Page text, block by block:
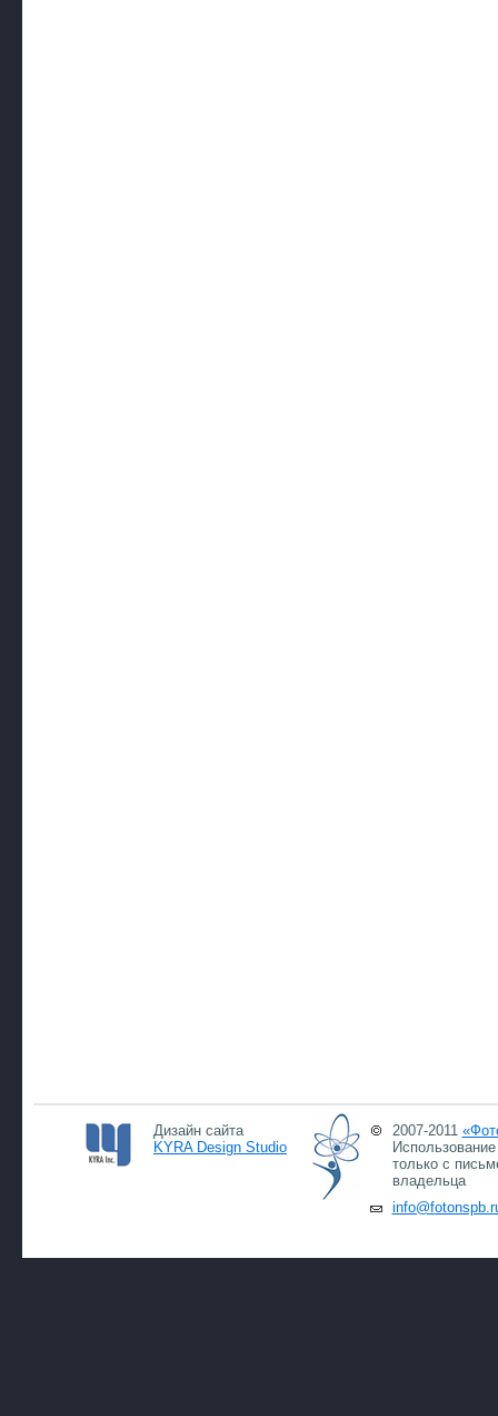
Дизайн сайта
KYRA Design Studio
2007-2011
только с
владельца